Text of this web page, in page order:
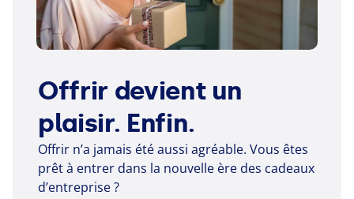
Offrir devient un
plaisir. Enfin.
Offrir n’a jamais été aussi agréable. Vous êtes
prêt à entrer dans la nouvelle ère des cadeaux
d’entreprise ?